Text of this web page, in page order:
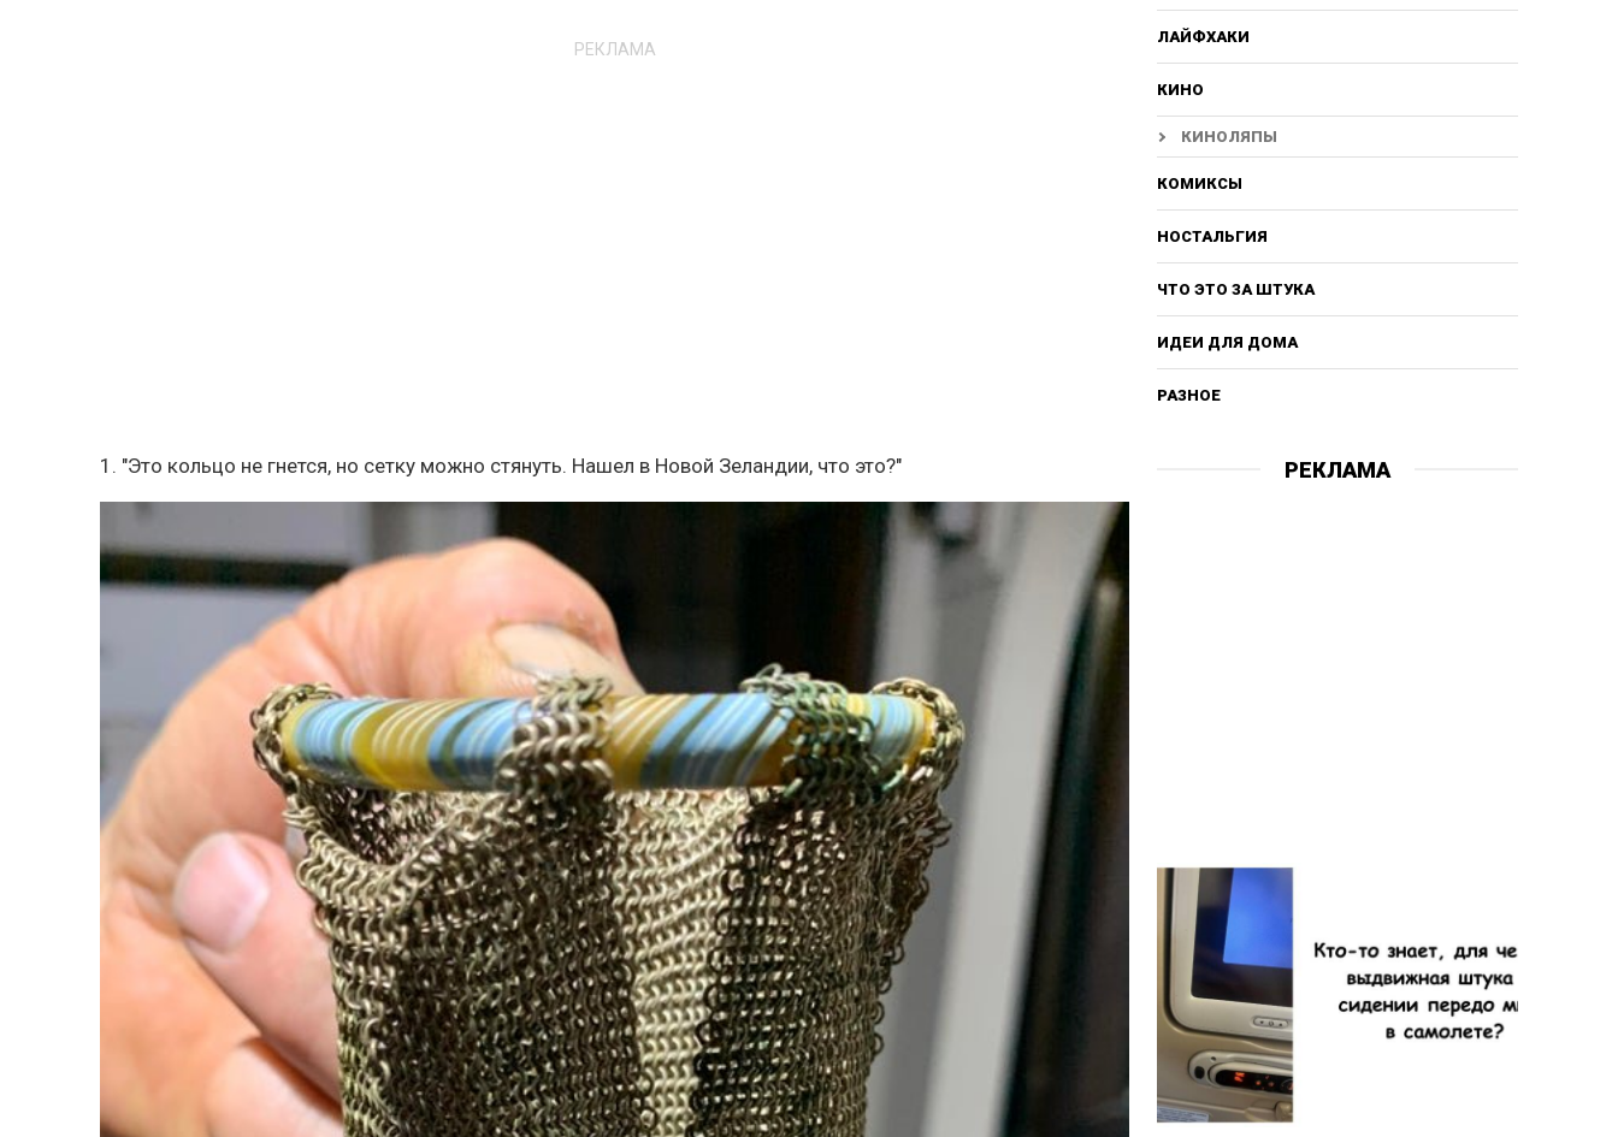
РЕКЛАМА
1. "Это кольцо не гнется, но сетку можно стянуть. Нашел в Новой Зеландии, что это?"
ЛАЙФХАКИ
КИНО
КИНОЛЯПЫ
КОМИКСЫ
НОСТАЛЬГИЯ
ЧТО ЭТО ЗА ШТУКА
ИДЕИ ДЛЯ ДОМА
РАЗНОЕ
РЕКЛАМА